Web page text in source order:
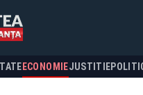
ECONOMIEJUSTITIE